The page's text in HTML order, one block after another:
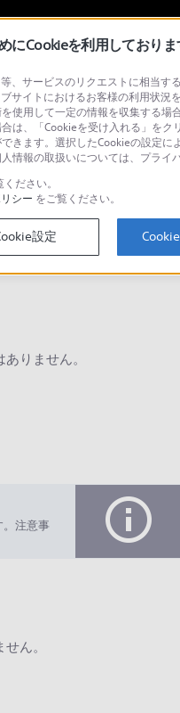
ル／業務用
Q&A
りません。
。注意事
ん。
Cookieを利用しておりま
、サービスのリクエストに相当
サイトにおけるお客様の利用状
使用して一定の情報を収集する
は、「Cookieを受け入れる」を
きます。選択したCookieの設定
情報の取扱いについては、プライ
ださい。
シー をご覧ください。
設定